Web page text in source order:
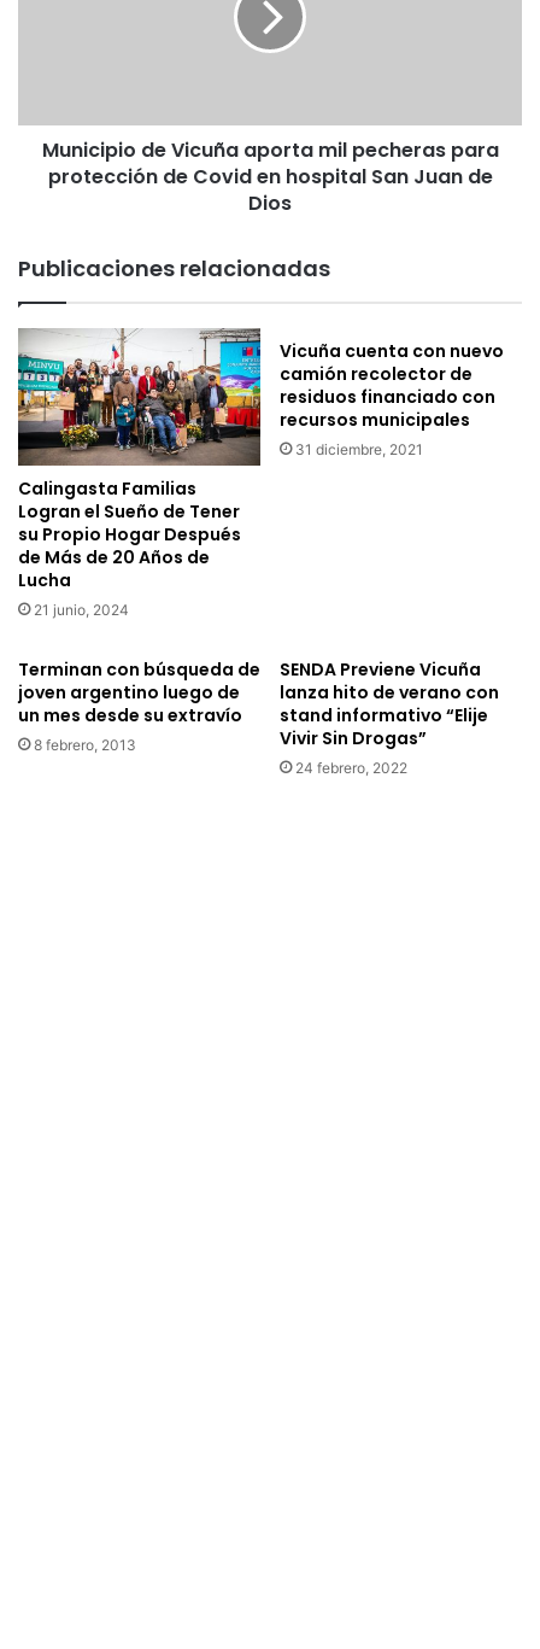
de
Covid
de
Dios
Municipio de Vicuña aporta mil pecheras para
protección de Covid en hospital San Juan de
Dios
Publicaciones relacionadas
Calingasta Familias
Logran el Sueño de Tener
su Propio Hogar Después
de Más de 20 Años de
Lucha
21 junio, 2024
Vicuña cuenta con nuevo
camión recolector de
residuos financiado con
recursos municipales
31 diciembre, 2021
Terminan con búsqueda de
joven argentino luego de
un mes desde su extravío
8 febrero, 2013
SENDA Previene Vicuña
lanza hito de verano con
stand informativo “Elije
Vivir Sin Drogas”
24 febrero, 2022